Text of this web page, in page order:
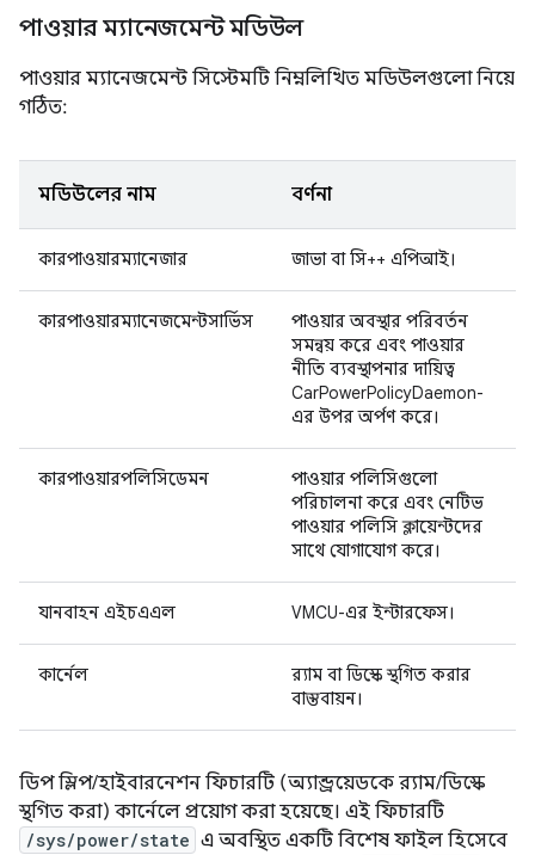
পাওয়ার ম্যানেজমেন্ট মডিউল
পাওয়ার ম্যানেজমেন্ট সিস্টেমটি নিম্নলিখিত মডিউলগুলো নিয়ে
গঠিত:
মডিউলের নাম বর্ণনা
কারপাওয়ারম্যানেজার জাভা বা সি++ এপিআই।
কারপাওয়ারম্যানেজমেন্টসার্ভিস
পাওয়ার অবস্থার পরিবর্তন
সমন্বয় করে এবং পাওয়ার
নীতি ব্যবস্থাপনার দায়িত্ব
CarPowerPolicyDaemon-
এর উপর অর্পণ করে।
কারপাওয়ারপলিসিডেমন
পাওয়ার পলিসিগুলো
পরিচালনা করে এবং নেটিভ
পাওয়ার পলিসি ক্লায়েন্টদের
সাথে যোগাযোগ করে।
যানবাহন এইচএএল VMCU-এর ইন্টারফেস।
কার্নেল
র‍্যাম বা ডিস্কে স্থগিত করার
বাস্তবায়ন।
ডিপ স্লিপ/হাইবারনেশন ফিচারটি (অ্যান্ড্রয়েডকে র‍্যাম/ডিস্কে
স্থগিত করা) কার্নেলে প্রয়োগ করা হয়েছে। এই ফিচারটি
/sys/power/state এ অবস্থিত একটি বিশেষ ফাইল হিসেবে